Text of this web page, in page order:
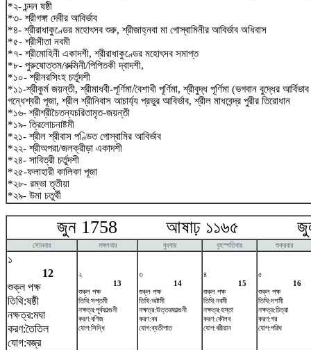
*২- চন্দন ষষ্ঠী
*৩- শ্রীগঙ্গা দেবীর আবির্ভাব
*৪- শ্রীরাধাকুণ্ডের মহোৎসব শুরু, শ্রীজাহ্নবা মা গোস্বামিনীর আবির্ভাব অধিবাস
*৫- শ্রীসীতা নবমী
*৭- শ্রীমোহিনী একাদশী, শ্রীরাধাকুণ্ডের মহোৎসব সমাপ্ত
*৮- পুরুষোত্তম/রুক্মিনী/পিপিতকী দ্বাদশী,
*১০- শ্রীনরসিংহ চর্তুদশী
*১১-শ্রীকুর্ম জয়ন্তী, শ্রীমাধবী-পূর্ণিমা/বৈশাখী পূর্ণিমা, শ্রীবুদ্ধ পূর্ণিমা (ভগবান বুদ্ধের
গন্ধেশ্বরী পূজা, শ্রীল শ্রীনিবাস আচার্য্য প্রভুর আবির্ভাব, শ্রীল মাধবেন্দ্র পুরীর তিরোধান
*১৬- শ্রীশ্রীচৈতন্যচরিতামৃত-জয়ন্তী
*১৯- ত্রিলোচনাষ্টমী
*২১- শ্রীল শ্রীবাস পণ্ডিত গোস্বামির আবির্ভাব
*২২- শ্রীঅপরা/জলক্রীড়া একাদশী
*২৪- সাবিত্রী চর্তুদশী
*২৫-ফলাহারী কালিকা পূজা
*২৮- রম্ভা তৃতীয়া
*২৯- উমা চতুর্থী
জুন 1758 আষাঢ় ১১৬৫
সোমবার মঙ্গলবার বুধবার বৃহস্পতিবার শুক্রবার
১
12
শুক্ল পক্ষ
তিথি:ষষ্ঠী
নক্ষত্র:মঘা
করণ:তৈতিল
যোগ:বজ্র
২
13
শুক্ল পক্ষ
তিথি:সপ্তমী
নক্ষত্র:পূর্বফাল্গুনী
করণ:বণিজ
যোগ:সিদ্ধি
৩
14
শুক্ল পক্ষ
তিথি:অষ্টমী
নক্ষত্র:উত্তরফাল্গুনী
করণ:বব
যোগ:ব্যতীপাত
৪
15
শুক্ল পক্ষ
তিথি:নবমী
নক্ষত্র:হস্তা
করণ:কৌলব
যোগ:বরীয়ান
৫
16
শুক্ল পক্ষ
তিথি:দশমী
নক্ষত্র:চিত্রা
করণ:গর
যোগ:পরিঘ